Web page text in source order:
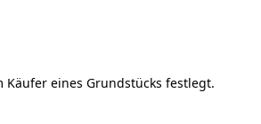
eines Grundstücks festlegt.